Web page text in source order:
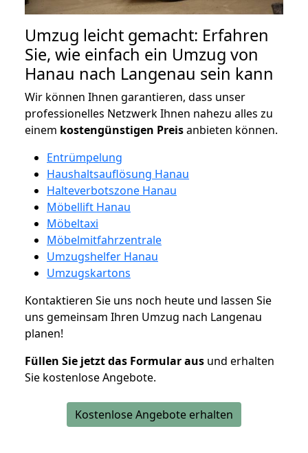
Umzug leicht gemacht: Erfahren
Sie, wie einfach ein Umzug von
Hanau nach Langenau sein kann
Wir können Ihnen garantieren, dass unser
professionelles Netzwerk Ihnen nahezu alles zu
einem kostengünstigen Preisanbieten können.
Entrümpelung
Haushaltsauflösung Hanau
Halteverbotszone Hanau
Möbellift Hanau
Möbeltaxi
Möbelmitfahrzentrale
Umzugshelfer Hanau
Umzugskartons
Kontaktieren Sie uns noch heute und lassen Sie
uns gemeinsam Ihren Umzug nach Langenau
planen!
Füllen Sie jetzt das Formular aus und erhalten
Sie kostenlose Angebote.
Kostenlose Angebote erhalten